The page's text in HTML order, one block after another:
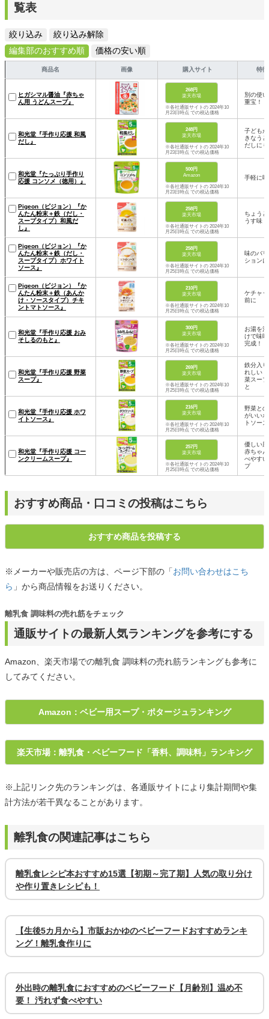
覧表
絞り込み
絞り込み解除
編集部のおすすめ順
価格の安い順
商品名 画像 購入サイト 特徴
ヒガシマル醤油『赤ちゃ
ん用 うどんスープ』
268円
楽天市場
※各社通販サイトの 2024年10
月23日時点 での税込価格
別の使
重宝！
和光堂『手作り応援 和風
だし』
248円
楽天市場
※各社通販サイトの 2024年10
月23日時点 での税込価格
子ども
きなう
だしに
和光堂『たっぷり手作り
応援 コンソメ（徳用）』
500円
Amazon
※各社通販サイトの 2024年10
月23日時点 での税込価格
手軽に
Pigeon（ピジョン）『か
んたん粉末＋鉄（だし・
スープタイプ）和風だ
し』
258円
楽天市場
※各社通販サイトの 2024年10
月25日時点 での税込価格
ちょう
うす味
Pigeon（ピジョン）『か
んたん粉末＋鉄（だし・
スープタイプ）ホワイト
ソース』
258円
楽天市場
※各社通販サイトの 2024年10
月25日時点 での税込価格
味のバ
ションに
Pigeon（ピジョン）『か
んたん粉末＋鉄（あんか
け・ソースタイプ）チキ
ントマトソース』
210円
楽天市場
※各社通販サイトの 2024年10
月25日時点 での税込価格
ケチャ
前に
和光堂『手作り応援 おみ
そしるのもと』
300円
楽天市場
※各社通販サイトの 2024年10
月25日時点 での税込価格
お湯を
けで味
完成！
和光堂『手作り応援 野菜
スープ』
269円
楽天市場
※各社通販サイトの 2024年10
月25日時点 での税込価格
鉄分入
れしい
菜スー
と
和光堂『手作り応援 ホワ
イトソース』
216円
楽天市場
※各社通販サイトの 2024年10
月25日時点 での税込価格
野菜と
がいい
トソース
和光堂『手作り応援 コー
ンクリームスープ』
257円
楽天市場
※各社通販サイトの 2024年10
月25日時点 での税込価格
優しい
赤ちゃ
べやす
プ
おすすめ商品・口コミの投稿はこちら
おすすめ商品を投稿する
※メーカーや販売店の方は、ページ下部の「お問い合わせはこち
ら 」から商品情報をお送りください。
通販サイトの最新人気ランキングを参考にする
離乳食 調味料の売れ筋をチェック
Amazon、楽天市場での離乳食 調味料の売れ筋ランキングも参考に
してみてください。
Amazon：ベビー用スープ・ポタージュランキング
楽天市場：離乳食・ベビーフード「香料、調味料」ランキング
※上記リンク先のランキングは、各通販サイトにより集計期間や集
計方法が若干異なることがあります。
離乳食の関連記事はこちら
離乳食レシピ本おすすめ15選【初期～完了期】人気の取り分け
や作り置きレシピも！
【生後5カ月から】市販おかゆのベビーフードおすすめランキ
ング！離乳食作りに
外出時の離乳食におすすめのベビーフード【月齢別】温め不
要！ 汚れず食べやすい